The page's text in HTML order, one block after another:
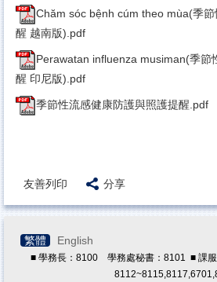
衛生保健組
諮商輔導中心
體育室
軍訓室
導師專區
學輔工作經費
Chăm sóc bệnh cúm theo mùa(季
醒 越南版).pdf
Perawatan influenza musiman(季節
醒 印尼版).pdf
季節性流感健康防護與照護提醒.pdf
友善列印 分享
繁體 English
■ 學務長：8100 學務處秘書：8101 ■ 課